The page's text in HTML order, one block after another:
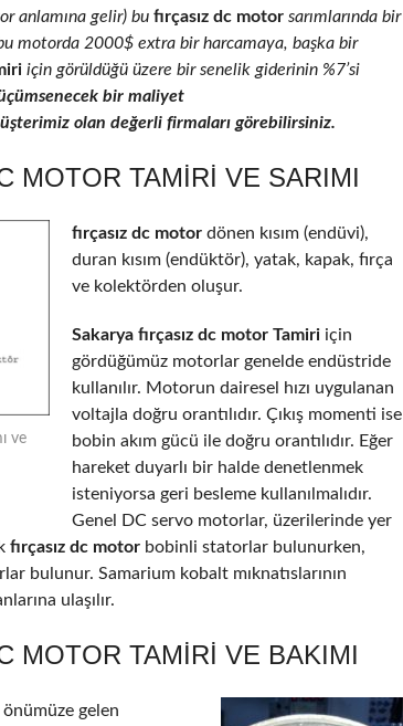
anlamına gelir) bu fırçasız dc motor sarımlarında bir
motorda 2000$ extra bir harcamaya, başka bir
için görüldüğü üzere bir senelik giderinin %7’si
bir maliyet
olan değerli firmaları görebilirsiniz.
MOTOR TAMIRI VE SARIMI
ve
fırçasız dc motor dönen kısım (endüvi),
duran kısım (endüktör), yatak, kapak, fırça
ve kolektörden oluşur.
Sakarya fırçasız dc motor Tamiri için
gördüğümüz motorlar genelde endüstride
kullanılır. Motorun dairesel hızı uygulanan
voltajla doğru orantılıdır. Çıkış momenti ise
bobin akım gücü ile doğru orantılıdır. Eğer
hareket duyarlı bir halde denetlenmek
isteniyorsa geri besleme kullanılmalıdır.
Genel DC servo motorlar, üzerilerinde yer
fırçasız dc motor bobinli statorlar bulunurken,
bulunur. Samarium kobalt mıknatıslarının
ulaşılır.
MOTOR TAMIRI VE BAKIMI
gelen